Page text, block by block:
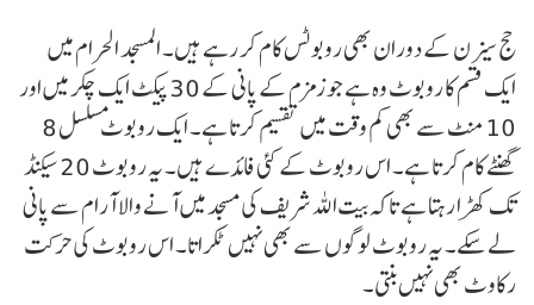
حج سیزن کے دوران بھی روبوٹس کام کر رہے ہیں۔ المسجد الحرام میں
ایک قسم کا روبوٹ وہ ہے جو زمزم کے پانی کے 30 پیکٹ ایک چکر میں اور
10 منٹ سے بھی کم وقت میں تقسیم کرتا ہے۔ ایک روبوٹ مسلسل 8
گھنٹے کام کرتا ہے۔ اس روبوٹ کے کئی فائدے ہیں۔ یہ روبوٹ 20 سیکنڈ
تک کھڑا رہتا ہے تاکہ بیت اللہ شریف کی مسجد میں آنے والا آرام سے پانی
لے سکے۔ یہ روبوٹ لوگوں سے بھی نہیں ٹکراتا۔ اس روبوٹ کی حرکت
رکاوٹ بھی نہیں بنتی۔